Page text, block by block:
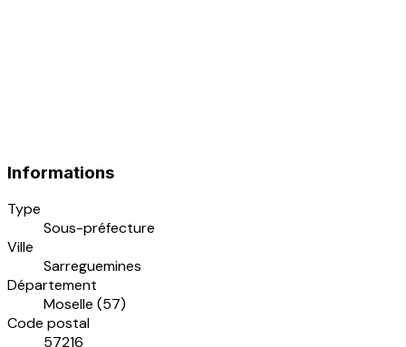
Informations
Type
Sous-préfecture
Ville
Sarreguemines
Département
Moselle (57)
Code postal
57216